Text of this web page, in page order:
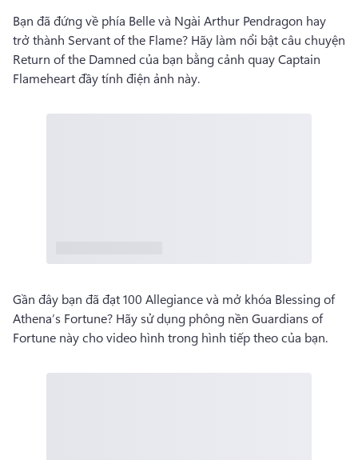
Bạn đã đứng về phía Belle và Ngài Arthur Pendragon hay
trở thành Servant of the Flame? Hãy làm nổi bật câu chuyện
Return of the Damned của bạn bằng cảnh quay Captain
Flameheart đầy tính điện ảnh này.
Gần đây bạn đã đạt 100 Allegiance và mở khóa Blessing of
Athena’s Fortune? Hãy sử dụng phông nền Guardians of
Fortune này cho video hình trong hình tiếp theo của bạn.